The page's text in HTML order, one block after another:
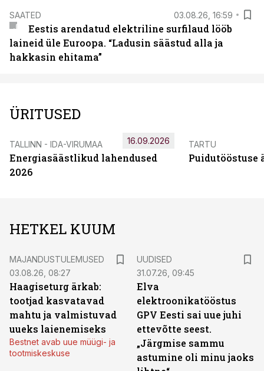
SAATED 03.08.26, 16:59
Eestis arendatud elektriline surfilaud lööb
laineid üle Euroopa. “Ladusin säästud alla ja
hakkasin ehitama”
ÜRITUSED
TALLINN - IDA-VIRUMAA
Energiasäästlikud lahendused
2026
16.09.2026 TARTU
Puidutööstuse
HETKEL KUUM
MAJANDUSTULEMUSED
03.08.26, 08:27
Haagiseturg ärkab:
tootjad kasvatavad
mahtu ja valmistuvad
uueks laienemiseks
Bestnet avab uue müügi- ja
tootmiskeskuse
UUDISED
31.07.26, 09:45
Elva
elektroonikatööstus
GPV Eesti sai uue juhi
ettevõtte seest.
„Järgmise sammu
astumine oli minu jaoks